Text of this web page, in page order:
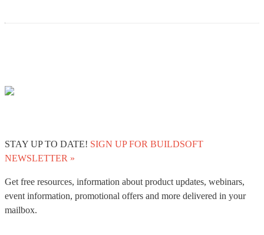
STAY UP TO DATE! SIGN UP FOR BUILDSOFT
NEWSLETTER »
Get free resources, information about product updates, webinars,
event information, promotional offers and more delivered in your
mailbox.